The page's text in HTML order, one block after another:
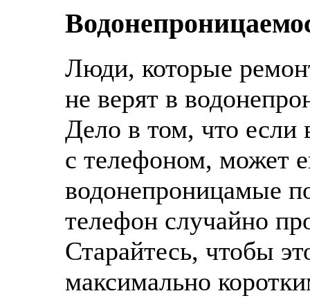
Люди, которые
не верят в
Дело в том, что если
с телефоном, может
водонепроницамые
телефон случайно
Старайтесь, чтобы
максимально